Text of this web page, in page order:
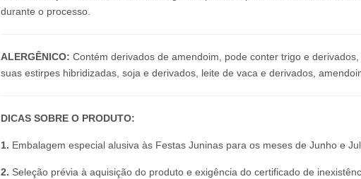
durante o processo.
ALERGÊNICO: Contém derivados de amendoim, pode conter trigo e
suas estirpes hibridizadas, soja e derivados, leite de vaca e derivados,
DICAS SOBRE O PRODUTO:
1. Embalagem especial alusiva às Festas Juninas para os meses de Junho e
2. Seleção prévia à aquisição do produto e exigência do certificado de